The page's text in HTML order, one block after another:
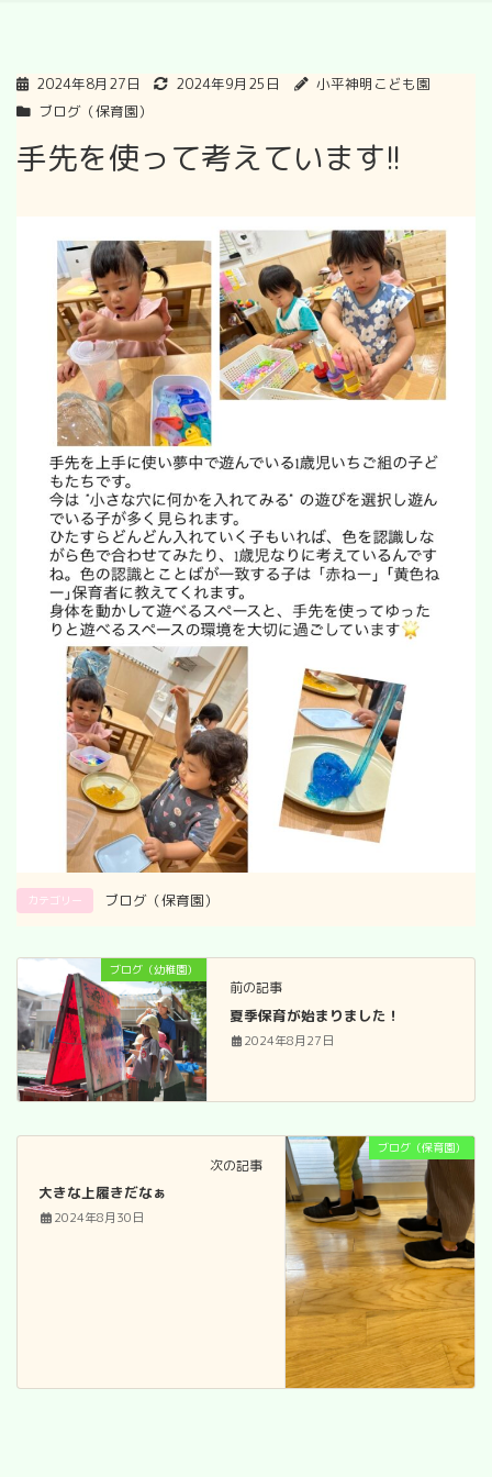
2024年8月27日 2024年9月25日
小平神明こども園
ブログ（保育園）
手先を使って考えています!!
カテゴリー ブログ（保育園）
ブログ（幼稚園）
前の記事
夏季保育が始まりました！
2024年8月27日
ブログ（保育園）
次の記事
大きな上履きだなぁ
2024年8月30日